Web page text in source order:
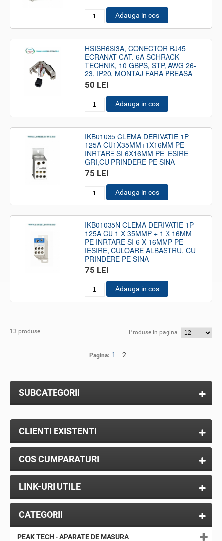
Adauga in cos
HSISR6SI3A, CONECTOR RJ45
ECRANAT CAT. 6A SCHRACK
TECHNIK, 10 GBPS, STP, AWG 26-
23, IP20, MONTAJ FARA PREASA
50 LEI
Adauga in cos
IKB01035 CLEMA DERIVATIE 1P
125A CU1X35MM+1X16MM PE
INRTARE SI 6X16MM PE IESIRE
GRI,CU PRINDERE PE SINA
75 LEI
Adauga in cos
IKB01035N CLEMA DERIVATIE 1P
125A CU 1 X 35MMP + 1 X 16MM
PE INRTARE SI 6 X 16MMP PE
IESIRE, CULOARE ALBASTRU, CU
PRINDERE PE SINA
75 LEI
Adauga in cos
13 produse Produse in pagina
Pagina: 1 2
SUBCATEGORII
CLIENTI EXISTENTI
COS CUMPARATURI
LINK-URI UTILE
CATEGORII
PEAK TECH - APARATE DE MASURA